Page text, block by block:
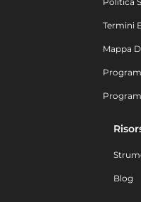
Termini
Mappa
Blog